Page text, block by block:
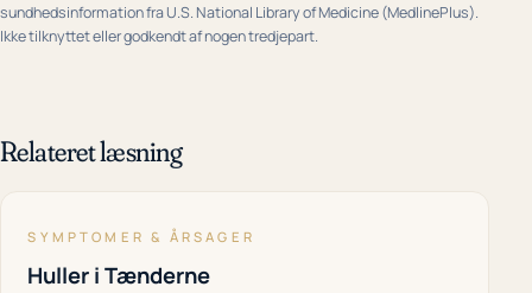
sundhedsinformation fra U.S. National Library of Medicine (MedlinePlus).
Ikke tilknyttet eller godkendt af nogen tredjepart.
Relateret læsning
SYMPTOMER & ÅRSAGER
Huller i Tænderne